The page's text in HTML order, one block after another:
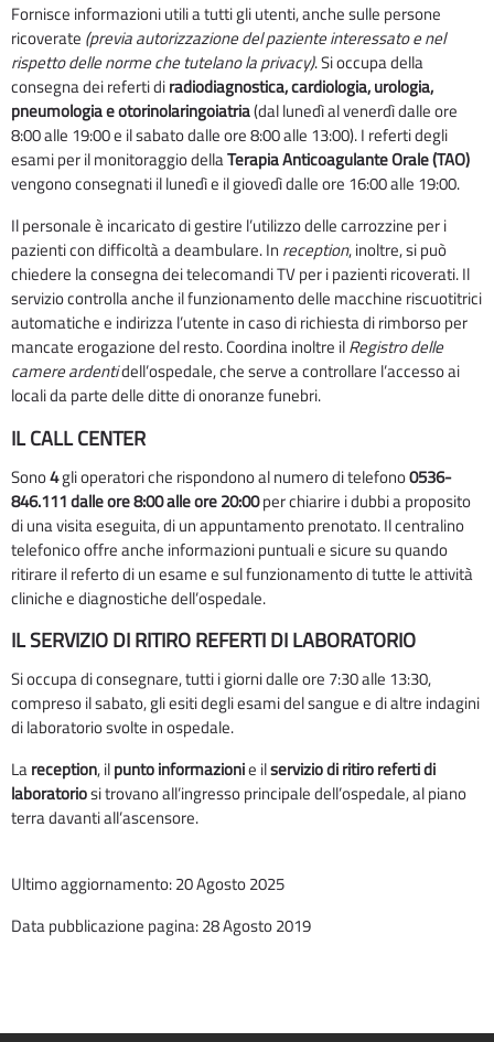
Fornisce informazioni utili a tutti gli utenti, anche sulle persone
ricoverate (previa autorizzazione del paziente interessato e nel
rispetto delle norme che tutelano la privacy). Si occupa della
consegna dei referti diradiodiagnostica, cardiologia, urologia,
pneumologia e otorinolaringoiatria(dal lunedì al venerdì dalle ore
8:00 alle 19:00 e il sabato dalle ore 8:00 alle 13:00). I referti degli
esami per il monitoraggio dellaTerapia Anticoagulante Orale (TAO)
vengono consegnati il lunedì e il giovedì dalle ore 16:00 alle 19:00.
Il personale è incaricato di gestire l’utilizzo delle carrozzine per i
pazienti con difficoltà a deambulare. In reception, inoltre, si può
chiedere la consegna dei telecomandi TV per i pazienti ricoverati. Il
servizio controlla anche il funzionamento delle macchine riscuotitrici
automatiche e indirizza l’utente in caso di richiesta di rimborso per
mancate erogazione del resto. Coordina inoltre ilRegistro delle
camere ardentidell’ospedale, che serve a controllare l’accesso ai
locali da parte delle ditte di onoranze funebri.
IL CALL CENTER
Sono4gli operatori che rispondono al numero di telefono0536-
846.111dalle ore 8:00 alle ore 20:00per chiarire i dubbi a proposito
di una visita eseguita, di un appuntamento prenotato. Il centralino
telefonico offre anche informazioni puntuali e sicure su quando
ritirare il referto di un esame e sul funzionamento di tutte le attività
cliniche e diagnostiche dell’ospedale.
IL SERVIZIO DI RITIRO REFERTI DI LABORATORIO
Si occupa di consegnare, tutti i giorni dalle ore 7:30 alle 13:30,
compreso il sabato, gli esiti degli esami del sangue e di altre indagini
di laboratorio svolte in ospedale.
Lareception, ilpunto informazionie ilservizio di ritiro referti di
laboratoriosi trovano all’ingresso principale dell’ospedale, al piano
terra davanti all’ascensore.
Ultimo aggiornamento: 20 Agosto 2025
Data pubblicazione pagina: 28 Agosto 2019